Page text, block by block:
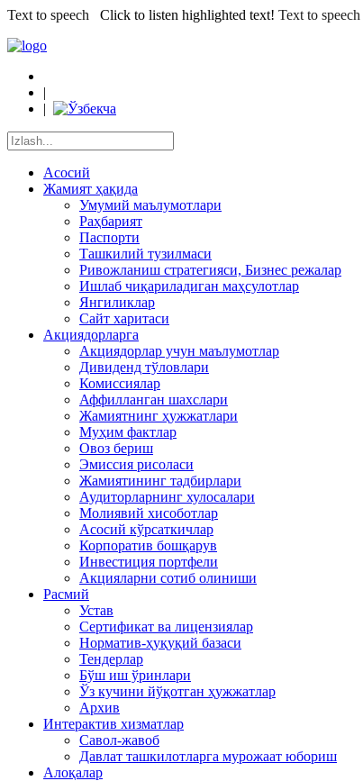
Text to speech Click to listen highlighted text! Text to speech
|
|
Асосий
Жамият ҳақида
Умумий маълумотлари
Раҳбарият
Паспорти
Ташкилий тузилмаси
Ривожланиш стратегияси, Бизнес режалар
Ишлаб чиқариладиган маҳсулотлар
Янгиликлар
Сайт харитаси
Акциядорларга
Акциядорлар учун маълумотлар
Дивиденд тўловлари
Комиссиялар
Аффилланган шахслари
Жамиятнинг ҳужжатлари
Муҳим фактлар
Овоз бериш
Эмиссия рисоласи
Жамиятининг тадбирлари
Аудиторларнинг хулосалари
Молиявий хисоботлар
Асосий кўрсаткичлар
Корпоратив бошқарув
Инвестиция портфели
Акцияларни сотиб олиниши
Расмий
Устав
Сертификат ва лицензиялар
Норматив-ҳуқуқий базаси
Тендерлар
Бўш иш ўринлари
Ўз кучини йўқотган ҳужжатлар
Архив
Интерактив хизматлар
Савол-жавоб
Давлат ташкилотларга мурожаат юбориш
Алоқалар